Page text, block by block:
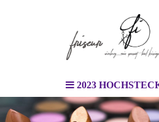
2023